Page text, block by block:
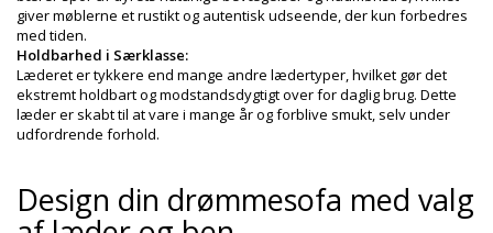
giver møblerne et rustikt og autentisk udseende, der kun forbedres
med tiden.
Holdbarhed i Særklasse:
Læderet er tykkere end mange andre lædertyper, hvilket gør det
ekstremt holdbart og modstandsdygtigt over for daglig brug. Dette
læder er skabt til at vare i mange år og forblive smukt, selv under
udfordrende forhold.
Design din drømmesofa med valg